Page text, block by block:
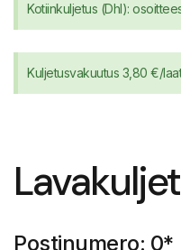
Kotiinkuljetus (Dhl):
Kuljetusvakuutus 3,80 €/
Postinumero: 0*